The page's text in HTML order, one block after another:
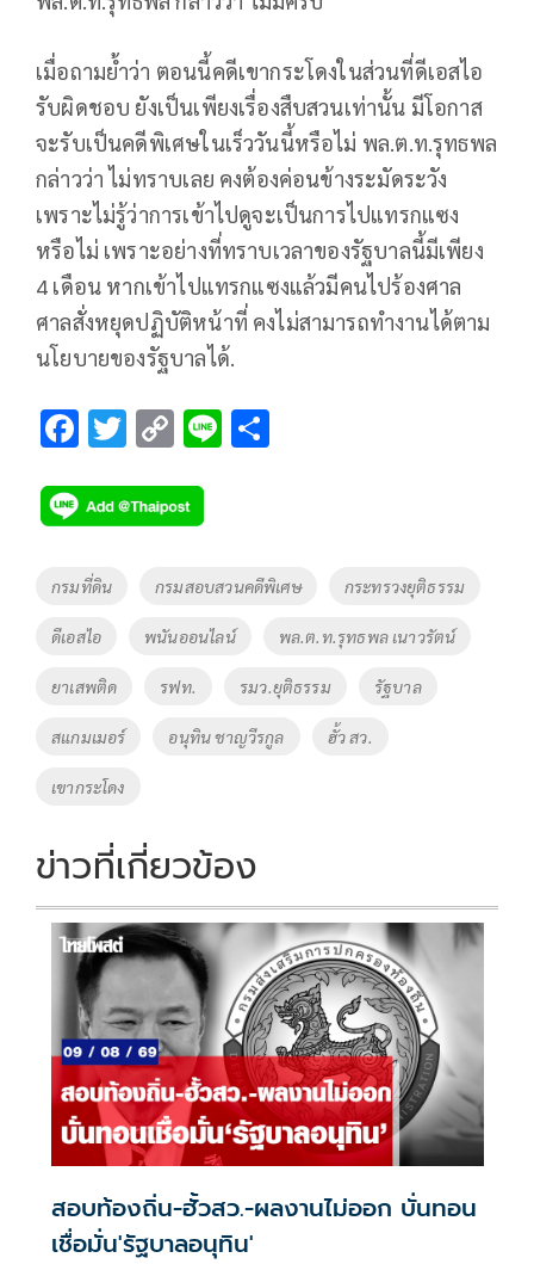
เมื่อถามย้ำว่า ตอนนี้คดีเขากระโดงในส่วนที่ดีเอสไอ
รับผิดชอบ ยังเป็นเพียงเรื่องสืบสวนเท่านั้น มีโอกาส
จะรับเป็นคดีพิเศษในเร็ววันนี้หรือไม่ พล.ต.ท.รุทธพล
กล่าวว่า ไม่ทราบเลย คงต้องค่อนข้างระมัดระวัง
เพราะไม่รู้ว่าการเข้าไปดูจะเป็นการไปแทรกแซง
หรือไม่ เพราะอย่างที่ทราบเวลาของรัฐบาลนี้มีเพียง
4 เดือน หากเข้าไปแทรกแซงแล้วมีคนไปร้องศาล
ศาลสั่งหยุดปฏิบัติหน้าที่ คงไม่สามารถทำงานได้ตาม
นโยบายของรัฐบาลได้.
F
e
b
o
o
k
T
tt
er
C
p
y
Li
k
Li
Tags
กรมที่ดิน กรมสอบสวนคดีพิเศษ กระทรวงยุติธรรม
ดีเอสไอ พนันออนไลน์ พล.ต.ท.รุทธพล เนาวรัตน์
ยาเสพติด รฟท. รมว.ยุติธรรม รัฐบาล
สแกมเมอร์ อนุทิน ชาญวีรกูล ฮั้ว สว.
เขากระโดง
ข่าวที่เกี่ยวข้อง
สอบท้องถิ่น-ฮั้วสว.-ผลงานไม่ออก บั่นทอน
เชื่อมั่น'รัฐบาลอนุทิน'